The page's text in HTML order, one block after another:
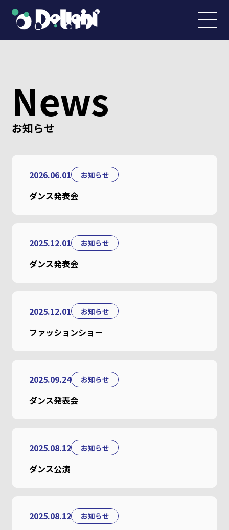
News
お知らせ
2026.06.01 お知らせ
ダンス発表会
2025.12.01 お知らせ
ダンス発表会
2025.12.01 お知らせ
ファッションショー
2025.09.24 お知らせ
ダンス発表会
2025.08.12 お知らせ
ダンス公演
2025.08.12 お知らせ